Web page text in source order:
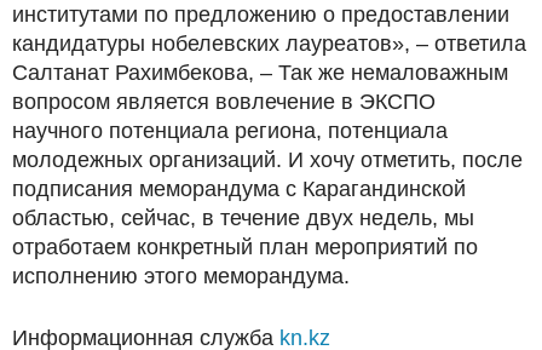
институтами по предложению о предоставлении
кандидатуры нобелевских лауреатов», – ответила
Салтанат Рахимбекова, – Так же немаловажным
вопросом является вовлечение в ЭКСПО
научного потенциала региона, потенциала
молодежных организаций. И хочу отметить, после
подписания меморандума с Карагандинской
областью, сейчас, в течение двух недель, мы
отработаем конкретный план мероприятий по
исполнению этого меморандума.
Информационная служба kn.kz